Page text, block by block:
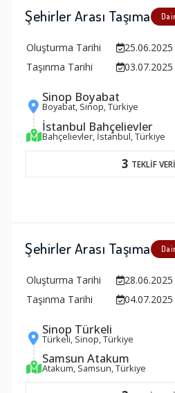
Şehirler Arası Taşıma
Oluşturma Tarihi
Taşınma Tarihi
03.07.2025
Sinop Boyabat
Boyabat, Sinop, Türkiye
İstanbul Bahçelievler
Bahçelievler, İstanbul, Türkiye
3 TEKLİF
Şehirler Arası Taşıma
Oluşturma Tarihi
28.06.2025
Taşınma Tarihi
04.07.2025
Sinop Türkeli
Türkeli, Sinop, Türkiye
Samsun Atakum
Atakum, Samsun, Türkiye